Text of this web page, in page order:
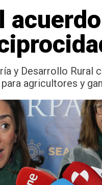
y Desarrollo
agricultores y